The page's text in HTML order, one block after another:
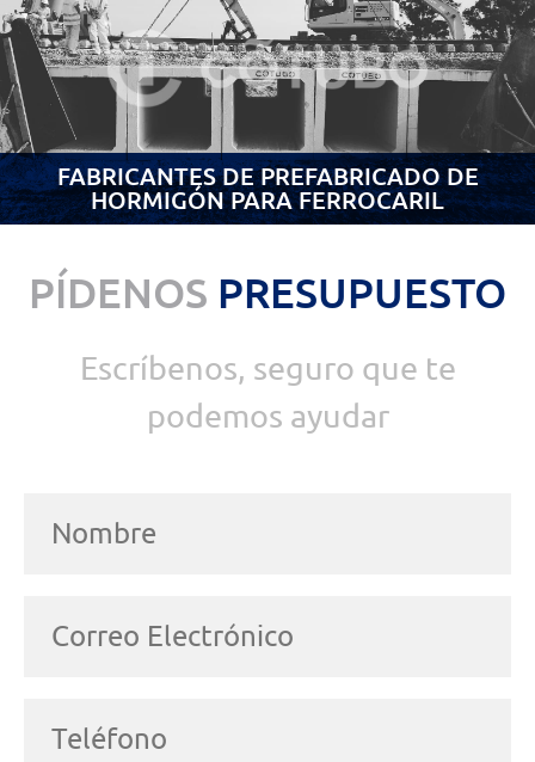
FABRICANTES DE PREFABRICADO DE
HORMIGÓN PARA FERROCARIL
PÍDENOS PRESUPUESTO
Escríbenos, seguro que te
podemos ayudar